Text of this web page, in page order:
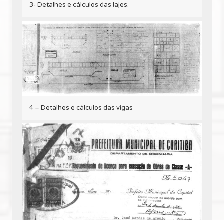
3- Detalhes e cálculos das lajes.
4 – Detalhes e cálculos das vigas